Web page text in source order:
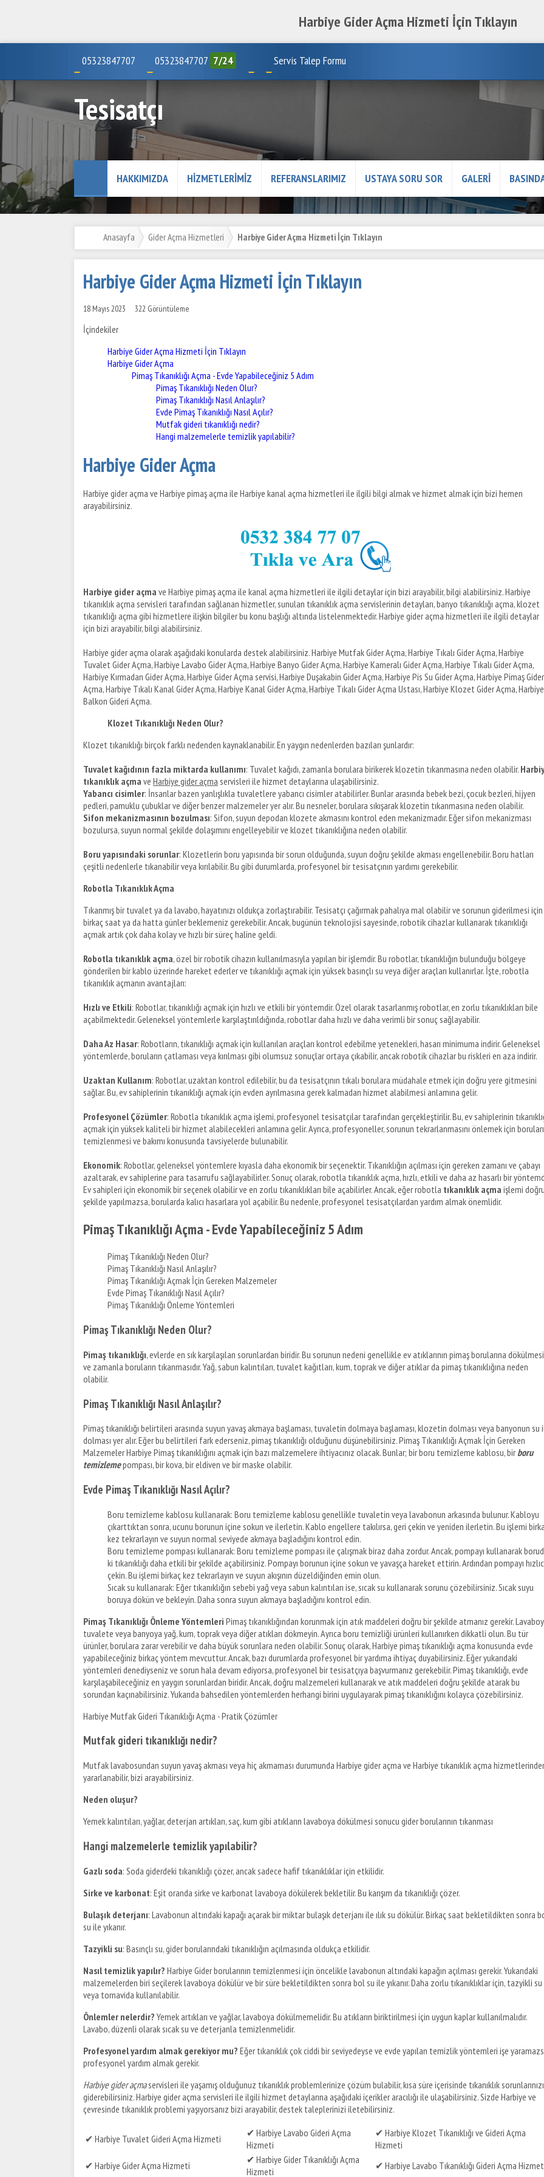
Harbiye Gider Açma Hizmeti İçin Tıklayın
05323847707 05323847707 7/24 Servis Talep Formu
Tesisatçı
HAKKIMIZDA HIZMETLERIMIZ REFERANSLARIMIZ USTAYA SORU SOR GALERİ
Anasayfa Gider Açma Hizmetleri Harbiye Gider Açma Hizmeti İçin Tıklayın
Harbiye Gider Açma Hizmeti İçin Tıklayın
18 Mayıs 2023 322 Görüntüleme
İçindekiler
Harbiye Gider Açma Hizmeti İçin Tıklayın
Harbiye Gider Açma
Pimaş Tıkanıklığı Açma - Evde Yapabileceğiniz 5 Adım
Pimaş Tıkanıklığı Neden Olur?
Pimaş Tıkanıklığı Nasıl Anlaşılır?
Evde Pimaş Tıkanıklığı Nasıl Açılır?
Mutfak gideri tıkanıklığı nedir?
Hangi malzemelerle temizlik yapılabilir?
Harbiye Gider Açma
Harbiye gider açma ve Harbiye pimaş açma ile Harbiye kanal açma hizmetleri ile ilgili bilgi almak ve hizmet almak için bizi hemen
arayabilirsiniz.
Harbiye gider açma ve Harbiye pimaş açma ile kanal açma hizmetleri ile ilgili detaylar için bizi arayabilir, bilgi alabilirsiniz. Harbiye
tıkanıklık açma servisleri tarafından sağlanan hizmetler, sunulan tıkanıklık açma servislerinin detayları, banyo tıkanıklığı açma, klozet
tıkanıklığı açma gibi hizmetlere ilişkin bilgiler bu konu başlığı altında listelenmektedir. Harbiye gider açma hizmetleri ile ilgili detaylar
için bizi arayabilir, bilgi alabilirsiniz.
Harbiye gider açma olarak aşağıdaki konularda destek alabilirsiniz. Harbiye Mutfak Gider Açma, Harbiye Tıkalı Gider Açma, Harbiye
Tuvalet Gider Açma, Harbiye Lavabo Gider Açma, Harbiye Banyo Gider Açma, Harbiye Kameralı Gider Açma, Harbiye Tıkalı Gider Açma,
Harbiye Kırmadan Gider Açma, Harbiye Gider Açma servisi, Harbiye Duşakabin Gider Açma, Harbiye Pis Su Gider Açma, Harbiye Pimaş Gider
Açma, Harbiye Tıkalı Kanal Gider Açma, Harbiye Kanal Gider Açma, Harbiye Tıkalı Gider Açma Ustası, Harbiye Klozet Gider Açma, Harbiye
Balkon Gideri Açma.
Klozet Tıkanıklığı Neden Olur?
Klozet tıkanıklığı birçok farklı nedenden kaynaklanabilir. En yaygın nedenlerden bazıları şunlardır:
Tuvalet kağıdının fazla miktarda kullanımı: Tuvalet kağıdı, zamanla borulara birikerek klozetin tıkanmasına neden olabilir.
tıkanıklık açma ve Harbiye gider açma servisleri ile hizmet detaylarına ulaşabilirsiniz.
Yabancı cisimler: İnsanlar bazen yanlışlıkla tuvaletlere yabancı cisimler atabilirler. Bunlar arasında bebek bezi, çocuk bezleri, hijyen
pedleri, pamuklu çubuklar ve diğer benzer malzemeler yer alır. Bu nesneler, borulara sıkışarak klozetin tıkanmasına neden olabilir.
Sifon mekanizmasının bozulması: Sifon, suyun depodan klozete akmasını kontrol eden mekanizmadır. Eğer sifon mekanizması
bozulursa, suyun normal şekilde dolaşımını engelleyebilir ve klozet tıkanıklığına neden olabilir.
Boru yapısındaki sorunlar: Klozetlerin boru yapısında bir sorun olduğunda, suyun doğru şekilde akması engellenebilir. Boru hatları
çeşitli nedenlerle tıkanabilir veya kırılabilir. Bu gibi durumlarda, profesyonel bir tesisatçının yardımı gerekebilir.
Robotla Tıkanıklık Açma
Tıkanmış bir tuvalet ya da lavabo, hayatınızı oldukça zorlaştırabilir. Tesisatçı çağırmak pahalıya mal olabilir ve sorunun giderilmesi için
birkaç saat ya da hatta günler beklemeniz gerekebilir. Ancak, bugünün teknolojisi sayesinde, robotik cihazlar kullanarak tıkanıklığı
açmak artık çok daha kolay ve hızlı bir süreç haline geldi.
Robotla tıkanıklık açma, özel bir robotik cihazın kullanılmasıyla yapılan bir işlemdir. Bu robotlar, tıkanıklığın bulunduğu bölgeye
gönderilen bir kablo üzerinde hareket ederler ve tıkanıklığı açmak için yüksek basınçlı su veya diğer araçları kullanırlar. İşte, robotla
tıkanıklık açmanın avantajları:
Hızlı ve Etkili: Robotlar, tıkanıklığı açmak için hızlı ve etkili bir yöntemdir. Özel olarak tasarlanmış robotlar, en zorlu tıkanıklıkları bile
açabilmektedir. Geleneksel yöntemlerle karşılaştırıldığında, robotlar daha hızlı ve daha verimli bir sonuç sağlayabilir.
Daha Az Hasar: Robotların, tıkanıklığı açmak için kullanılan araçları kontrol edebilme yetenekleri, hasarı minimuma indirir. Geleneksel
yöntemlerde, boruların çatlaması veya kırılması gibi olumsuz sonuçlar ortaya çıkabilir, ancak robotik cihazlar bu riskleri en aza indirir.
Uzaktan Kullanım: Robotlar, uzaktan kontrol edilebilir, bu da tesisatçının tıkalı borulara müdahale etmek için doğru yere gitmesini
sağlar. Bu, ev sahiplerinin tıkanıklığı açmak için evden ayrılmasına gerek kalmadan hizmet alabilmesi anlamına gelir.
Profesyonel Çözümler: Robotla tıkanıklık açma işlemi, profesyonel tesisatçılar tarafından gerçekleştirilir. Bu, ev sahiplerinin
açmak için yüksek kaliteli bir hizmet alabilecekleri anlamına gelir. Ayrıca, profesyoneller, sorunun tekrarlanmasını önlemek için
temizlenmesi ve bakımı konusunda tavsiyelerde bulunabilir.
Ekonomik: Robotlar, geleneksel yöntemlere kıyasla daha ekonomik bir seçenektir. Tıkanıklığın açılması için gereken zamanı ve çabayı
azaltarak, ev sahiplerine para tasarrufu sağlayabilirler. Sonuç olarak, robotla tıkanıklık açma, hızlı, etkili ve daha az hasarlı bir
Ev sahipleri için ekonomik bir seçenek olabilir ve en zorlu tıkanıklıkları bile açabilirler. Ancak, eğer robotla tıkanıklık açma işlemi
şekilde yapılmazsa, borularda kalıcı hasarlara yol açabilir. Bu nedenle, profesyonel tesisatçılardan yardım almak önemlidir.
Pimaş Tıkanıklığı Açma - Evde Yapabileceğiniz 5 Adım
Pimaş Tıkanıklığı Neden Olur?
Pimaş Tıkanıklığı Nasıl Anlaşılır?
Pimaş Tıkanıklığı Açmak İçin Gereken Malzemeler
Evde Pimaş Tıkanıklığı Nasıl Açılır?
Pimaş Tıkanıklığı Önleme Yöntemleri
Pimaş Tıkanıklığı Neden Olur?
Pimaş tıkanıklığı, evlerde en sık karşılaşılan sorunlardan biridir. Bu sorunun nedeni genellikle ev atıklarının pimaş borularına dökülmesi
ve zamanla boruların tıkanmasıdır. Yağ, sabun kalıntıları, tuvalet kağıtları, kum, toprak ve diğer atıklar da pimaş tıkanıklığına neden
olabilir.
Pimaş Tıkanıklığı Nasıl Anlaşılır?
Pimaş tıkanıklığı belirtileri arasında suyun yavaş akmaya başlaması, tuvaletin dolmaya başlaması, klozetin dolması veya banyonun su
dolması yer alır. Eğer bu belirtileri fark ederseniz, pimaş tıkanıklığı olduğunu düşünebilirsiniz. Pimaş Tıkanıklığı Açmak İçin Gereken
Malzemeler Harbiye Pimaş tıkanıklığını açmak için bazı malzemelere ihtiyacınız olacak. Bunlar; bir boru temizleme kablosu, bir boru
temizlemepompası, bir kova, bir eldiven ve bir maske olabilir.
Evde Pimaş Tıkanıklığı Nasıl Açılır?
Boru temizleme kablosu kullanarak: Boru temizleme kablosu genellikle tuvaletin veya lavabonun arkasında bulunur. Kabloyu
çıkarttıktan sonra, ucunu borunun içine sokun ve ilerletin. Kablo engellere takılırsa, geri çekin ve yeniden ilerletin. Bu işlemi
kez tekrarlayın ve suyun normal seviyede akmaya başladığını kontrol edin.
Boru temizleme pompası kullanarak: Boru temizleme pompası ile çalışmak biraz daha zordur. Ancak, pompayı kullanarak
ki tıkanıklığı daha etkili bir şekilde açabilirsiniz. Pompayı borunun içine sokun ve yavaşça hareket ettirin. Ardından pompayı
çekin. Bu işlemi birkaç kez tekrarlayın ve suyun akışının düzeldiğinden emin olun.
Sıcak su kullanarak: Eğer tıkanıklığın sebebi yağ veya sabun kalıntıları ise, sıcak su kullanarak sorunu çözebilirsiniz. Sıcak suyu
boruya dökün ve bekleyin. Daha sonra suyun akmaya başladığını kontrol edin.
Pimaş Tıkanıklığı Önleme Yöntemleri Pimaş tıkanıklığından korunmak için atık maddeleri doğru bir şekilde atmanız gerekir.
tuvalete veya banyoya yağ, kum, toprak veya diğer atıkları dökmeyin. Ayrıca boru temizliği ürünleri kullanırken dikkatli olun. Bu tür
ürünler, borulara zarar verebilir ve daha büyük sorunlara neden olabilir. Sonuç olarak, Harbiye pimaş tıkanıklığı açma konusunda evde
yapabileceğiniz birkaç yöntem mevcuttur. Ancak, bazı durumlarda profesyonel bir yardıma ihtiyaç duyabilirsiniz. Eğer yukarıdaki
yöntemleri denediyseniz ve sorun hala devam ediyorsa, profesyonel bir tesisatçıya başvurmanız gerekebilir. Pimaş tıkanıklığı, evde
karşılaşabileceğiniz en yaygın sorunlardan biridir. Ancak, doğru malzemeleri kullanarak ve atık maddeleri doğru şekilde atarak bu
sorundan kaçınabilirsiniz. Yukarıda bahsedilen yöntemlerden herhangi birini uygulayarak pimaş tıkanıklığını kolayca çözebilirsiniz.
Harbiye Mutfak Gideri Tıkanıklığı Açma - Pratik Çözümler
Mutfak gideri tıkanıklığı nedir?
Mutfak lavabosundan suyun yavaş akması veya hiç akmaması durumunda Harbiye gider açma ve Harbiye tıkanıklık açma
yararlanabilir, bizi arayabilirsiniz.
Neden oluşur?
Yemek kalıntıları, yağlar, deterjan artıkları, saç, kum gibi atıkların lavaboya dökülmesi sonucu gider borularının tıkanması
Hangi malzemelerle temizlik yapılabilir?
Gazlı soda: Soda giderdeki tıkanıklığı çözer, ancak sadece hafif tıkanıklıklar için etkilidir.
Sirke ve karbonat: Eşit oranda sirke ve karbonat lavaboya dökülerek bekletilir. Bu karışım da tıkanıklığı çözer.
Bulaşık deterjanı: Lavabonun altındaki kapağı açarak bir miktar bulaşık deterjanı ile ılık su dökülür. Birkaç saat bekletildikten sonra
su ile yıkanır.
Tazyikli su: Basınçlı su, gider borularındaki tıkanıklığın açılmasında oldukça etkilidir.
Nasıl temizlik yapılır? Harbiye Gider borularının temizlenmesi için öncelikle lavabonun altındaki kapağın açılması gerekir. Yukarıdaki
malzemelerden biri seçilerek lavaboya dökülür ve bir süre bekletildikten sonra bol su ile yıkanır. Daha zorlu tıkanıklıklar için, tazyikli su
veya tornavida kullanılabilir.
Önlemler nelerdir? Yemek artıkları ve yağlar, lavaboya dökülmemelidir. Bu atıkların biriktirilmesi için uygun kaplar kullanılmalıdır.
Lavabo, düzenli olarak sıcak su ve deterjanla temizlenmelidir.
Profesyonel yardım almak gerekiyor mu? Eğer tıkanıklık çok ciddi bir seviyedeyse ve evde yapılan temizlik yöntemleri işe
profesyonel yardım almak gerekir.
Harbiye gider açmaservisleri ile yaşamış olduğunuz tıkanıklık problemlerinize çözüm bulabilir, kısa süre içerisinde tıkanıklık sorunlarınızı
giderebilirsiniz. Harbiye gider açma servisleri ile ilgili hizmet detaylarına aşağıdaki içerikler aracılığı ile ulaşabilirsiniz. Sizde Harbiye ve
çevresinde tıkanıklık problemi yaşıyorsanız bizi arayabilir, destek taleplerinizi iletebilirsiniz.
✔ Harbiye Tuvalet Gideri Açma Hizmeti
✔ Harbiye Lavabo Gideri Açma
Hizmeti
✔ Harbiye Klozet Tıkanıklığı ve Gideri Açma
Hizmeti
✔ Harbiye Gider Açma Hizmeti
✔ Harbiye Gider Tıkanıklığı Açma
Hizmeti
✔ Harbiye Lavabo Tıkanıklığı Gideri Açma